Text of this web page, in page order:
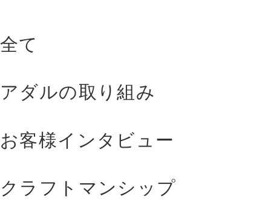
全て
アダルの取り組み
お客様インタビュー
クラフトマンシップ